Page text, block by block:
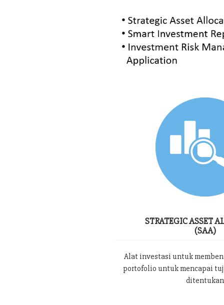
STRATEGIC ASSET
(SAA)
Alat investasi untuk
portofolio untuk mencapai
ditentukan